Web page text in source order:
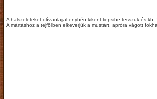
A halszeleteket olívaolajjal enyhén kikent tepsibe tesszük és kb.
A mártáshoz a tejfölben elkeverjük a mustárt, apróra vágott